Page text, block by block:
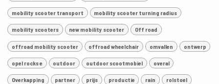
mobility scooter transport mobility scooter turning radius
mobility scooters new mobility scooter Off road
offroad mobility scooter offroad wheelchair omvallen ontwerp
opel rocks e outdoor outdoor scootmobiel overal
Overkapping partner prijs productie rain rolstoel